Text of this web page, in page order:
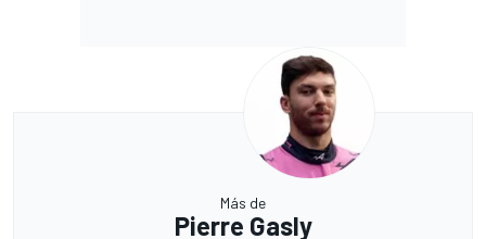
Más de
Pierre Gasly